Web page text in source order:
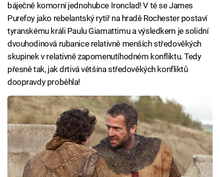
báječně komorní jednohubce Ironclad! V té se James
Purefoy jako rebelantský rytíř na hradě Rochester postaví
tyranskému králi Paulu Giamattimu a výsledkem je solidní
dvouhodinová rubanice relativně menších středověkých
skupinek v relativně zapomenutíhodném konfliktu. Tedy
přesně tak, jak drtivá většina středověkých konfliktů
doopravdy proběhla!